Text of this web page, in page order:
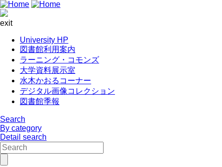
exit
University HP
図書館利用案内
ラーニング・コモンズ
大学資料展示室
水木かおるコーナー
デジタル画像コレクション
図書館季報
Search
By category
Detail search